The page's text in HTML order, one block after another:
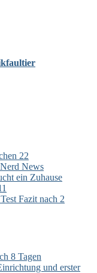
22
News
ein Zuhause
Fazit nach 2
8 Tagen
und erster